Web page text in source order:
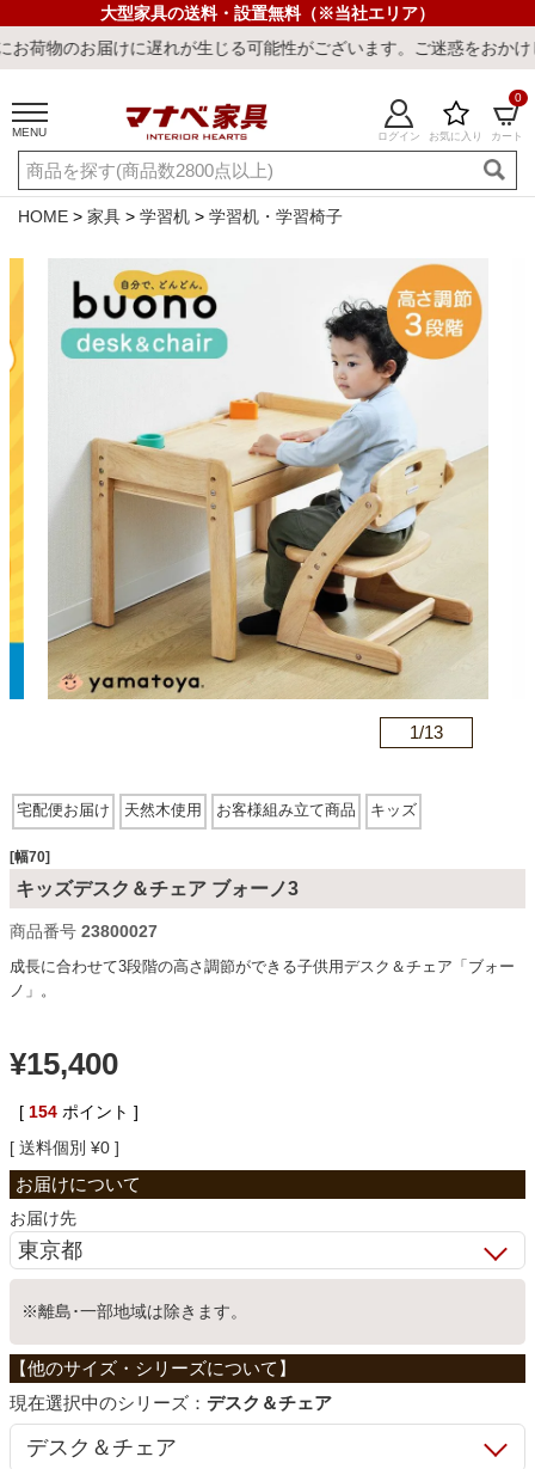
大型家具の送料・設置無料（※当社エリア）
に遅れが生じる可能性がございます。ご迷惑をおかけしまして誠
MENU ログイン お気に入り カート
0
ご利用ガイド 新規会員登録
店舗一覧 閲覧履歴
キーワード・商品番号で探す
最短発送 冷感ラグ 冷感寝具 ワークデスク ウィルトンラ
カテゴリから探す
ソファ
椅子・チェア
ベッド
収納家具
学習机
ホームオフィス
こたつ
HOME 家具 学習机 学習机・学習椅子
1/13
宅配便お届け 天然木使用 お客様組み立て商品 キッズ
[幅70]
キッズデスク＆チェア ブォーノ3
商品番号 23800027
成長に合わせて3段階の高さ調節ができる子供用デスク＆チェア「ブォー
ノ」。
¥15,400
[ 154 ポイント ]
送料個別 ¥0
お届け先
※離島･一部地域は除きます。
シリーズ： デスク＆チェア